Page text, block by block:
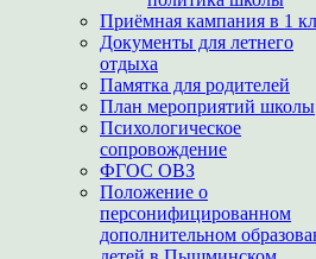
Приёмная кампания в 1
Документы для летнего
отдыха
Памятка для родителей
План мероприятий школы
Психологическое
сопровождение
ФГОС ОВЗ
Положение о
персонифицированном
дополнительном